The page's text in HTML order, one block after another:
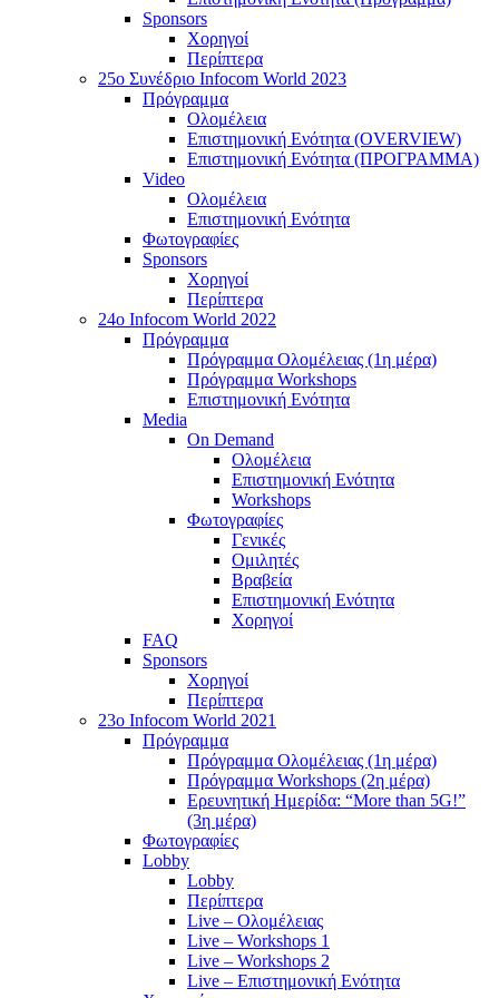
Sponsors
Χορηγοί
Περίπτερα
25o Συνέδριο Infocom World 2023
Πρόγραμμα
Ολομέλεια
Επιστημονική Ενότητα (OVERVIEW)
Επιστημονική Ενότητα (ΠΡΟΓΡΑΜΜΑ)
Video
Ολομέλεια
Επιστημονική Ενότητα
Φωτογραφίες
Sponsors
Χορηγοί
Περίπτερα
24o Infocom World 2022
Πρόγραμμα
Πρόγραμμα Ολομέλειας (1η μέρα)
Πρόγραμμα Workshops
Επιστημονική Ενότητα
Media
On Demand
Ολομέλεια
Επιστημονική Ενότητα
Workshops
Φωτογραφίες
Γενικές
Ομιλητές
Βραβεία
Επιστημονική Ενότητα
Χορηγοί
FAQ
Sponsors
Χορηγοί
Περίπτερα
23o Infocom World 2021
Πρόγραμμα
Πρόγραμμα Ολομέλειας (1η μέρα)
Πρόγραμμα Workshops (2η μέρα)
Ερευνητική Ημερίδα: “More than 5G!”
(3η μέρα)
Φωτογραφίες
Lobby
Lobby
Περίπτερα
Live – Ολομέλειας
Live – Workshops 1
Live – Workshops 2
Live – Επιστημονική Ενότητα